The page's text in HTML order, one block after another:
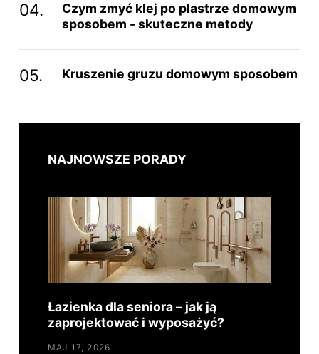
Czym zmyć klej po plastrze domowym
sposobem - skuteczne metody
Kruszenie gruzu domowym sposobem
NAJNOWSZE PORADY
Łazienka dla seniora – jak ją
zaprojektować i wyposażyć?
MAJ 17, 2026